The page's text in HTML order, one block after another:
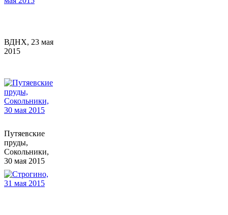
ВДНХ, 23 мая
2015
Путяевские
пруды,
Сокольники,
30 мая 2015